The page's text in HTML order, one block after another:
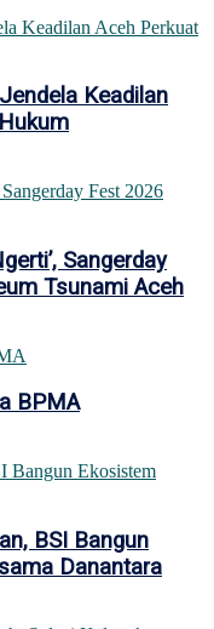
Keadilan
Sangerday
Tsunami Aceh
BPMA
BSI Bangun
Danantara